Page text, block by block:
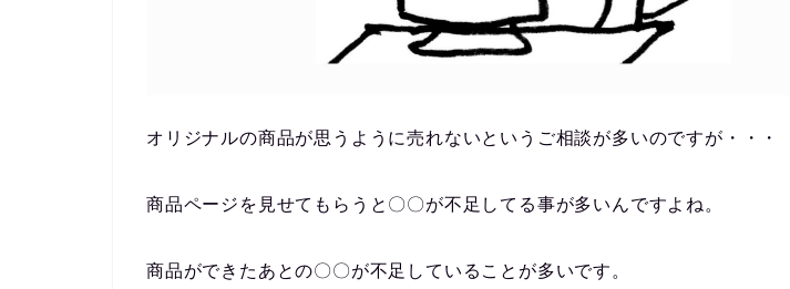
オリジナルの商品が思うように売れないというご相談が多いのですが・・・
商品ページを見せてもらうと〇〇が不足してる事が多いんですよね。
商品ができたあとの〇〇が不足していることが多いです。